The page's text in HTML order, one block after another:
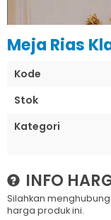
Meja Rias
Kode
Stok
Kategori
INFO
Silahkan
harga produk ini.